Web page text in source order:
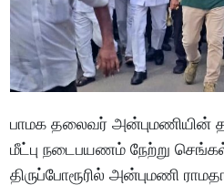
பாமக தலைவர் அன்புமணியின்
மீட்பு நடைபயணம் நேற்று
திருப்போரூரில் அன்புமணி